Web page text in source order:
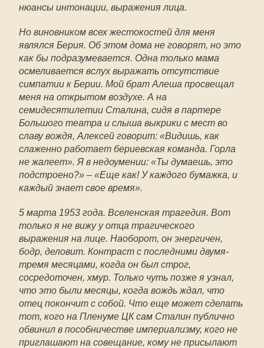
нюансы интонации, выражения лица.
Но виновником всех жестокостей для меня
являлся Берия. Об этом дома не говорят, но это
как бы подразумевается. Одна только мама
осмеливается вслух выражать отсутствие
симпатии к Берии. Мой брат Алеша просвещал
меня на открытом воздухе. А на
семидесятилетии Сталина, сидя в партере
Большого театра и слыша выкрики с мест во
славу вождя, Алексей говорит: «Видишь, как
слаженно работает бериевская команда. Горла
не жалеет». Я в недоумении: «Ты думаешь, это
подстроено?» – «Еще как! У каждого бумажка, и
каждый знает свое время».
5 марта 1953 года. Вселенская трагедия. Вот
только я не вижу у отца трагического
выражения на лице. Наоборот, он энергичен,
бодр, деловит. Контраст с последними двумя-
тремя месяцами, когда он был строг,
сосредоточен, хмур. Только чуть позже я узнал,
что это были месяцы, когда вождь ждал, что
отец покончит с собой. Что еще может сделать
тот, кого на Пленуме ЦК сам Сталин публично
обвинил в пособничестве империализму, кого не
приглашают на совещание, кому не присылают